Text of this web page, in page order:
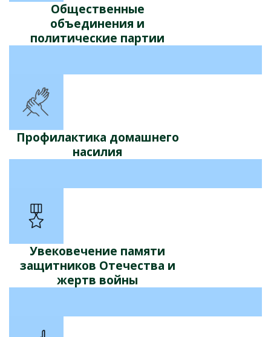
Общественные
объединения и
политические партии
Профилактика домашнего
насилия
Увековечение памяти
защитников Отечества и
жертв войны